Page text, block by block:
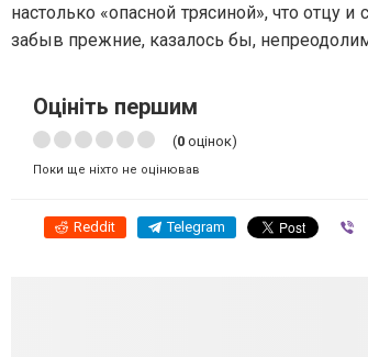
настолько «опасной трясиной», что отцу
забыв прежние, казалось бы,
Оцініть першим
(0 оцінок)
Поки ще ніхто не оцінював
Reddit Telegram